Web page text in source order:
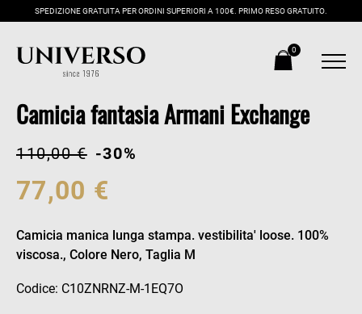
SPEDIZIONE GRATUITA PER ORDINI SUPERIORI A 100€. PRIMO RESO GRATUITO.
0
Camicia fantasia Armani Exchange
110,00 € -30%
77,00 €
Camicia manica lunga stampa. vestibilita' loose. 100%
viscosa., Colore Nero, Taglia M
Codice: C10ZNRNZ-M-1EQ7O